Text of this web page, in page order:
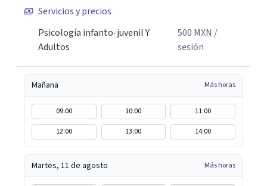
Servicios y precios
Psicología infanto-juvenil Y
Adultos
500 MXN /
sesión
Mañana Más horas
09:00 10:00
11:00
12:00
13:00 14:00
Martes, 11 de agosto Más horas